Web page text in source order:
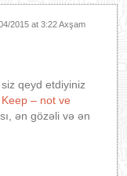
2015 at 3:22 Axşam
qeyd etdiyiniz
– not ve
ən gözəli və ən